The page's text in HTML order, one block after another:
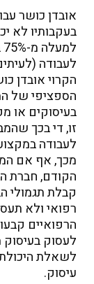
אובדן כושר
בעקבותיו לא
לעבודה
הקרוי אובדן
הספציפי של
בעיסוקים או
זו, די בכך
לעבודה
מכך, אף אם
הקודם, חברת
קבלת תגמולי
רפואי ולא
הרפואיים
לעסוק בעיסוק
לשאלת
עיסוק.